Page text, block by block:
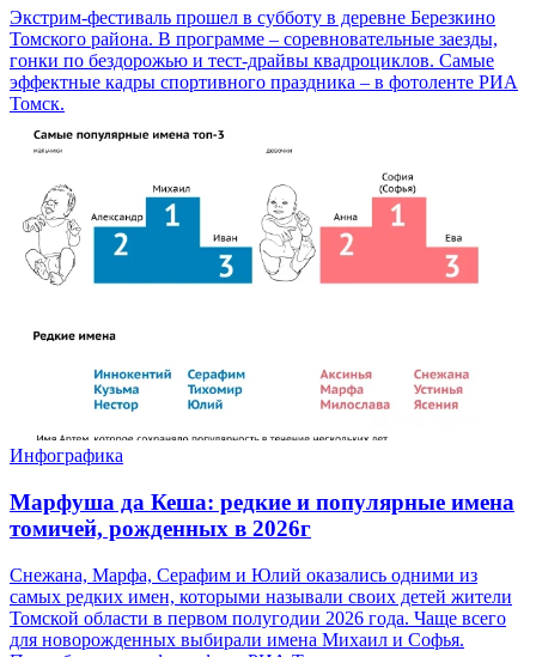
Экстрим-фестиваль прошел в субботу в деревне Березкино
Томского района. В программе – соревновательные заезды,
гонки по бездорожью и тест-драйвы квадроциклов. Самые
эффектные кадры спортивного праздника – в фотоленте РИА
Томск.
Инфографика
Марфуша да Кеша: редкие и популярные имена
томичей, рожденных в 2026г
Снежана, Марфа, Серафим и Юлий оказались одними из
самых редких имен, которыми называли своих детей жители
Томской области в первом полугодии 2026 года. Чаще всего
для новорожденных выбирали имена Михаил и Софья.